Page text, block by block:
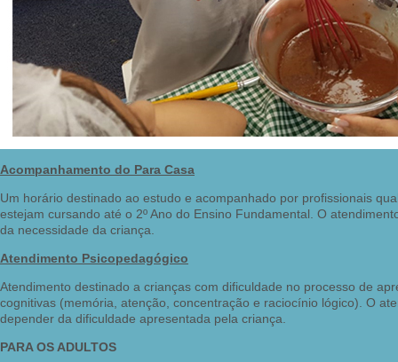
Acompanhamento do Para Casa
Um horário destinado ao estudo e acompanhado por profissionais
estejam cursando até o 2º Ano do Ensino Fundamental. O
da necessidade da criança.
Atendimento Psicopedagógico
Atendimento destinado a crianças com dificuldade no processo de
cognitivas (memória, atenção, concentração e raciocínio lógico). O
depender da dificuldade apresentada pela criança.
PARA OS ADULTOS